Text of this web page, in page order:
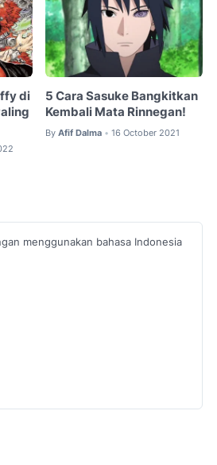
di
5 Cara Sasuke Bangkitkan
Kembali Mata Rinnegan!
By Afif Dalma • 16 October 2021
menggunakan bahasa Indonesia